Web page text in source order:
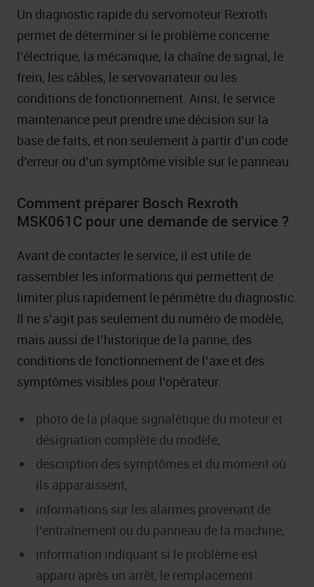
Un diagnostic rapide du servomoteur Rexroth
permet de déterminer si le problème concerne
l’électrique, la mécanique, la chaîne de signal, le
frein, les câbles, le servovariateur ou les
conditions de fonctionnement. Ainsi, le service
maintenance peut prendre une décision sur la
base de faits, et non seulement à partir d’un code
d’erreur ou d’un symptôme visible sur le panneau.
Comment préparer Bosch Rexroth
MSK061C pour une demande de service ?
Avant de contacter le service, il est utile de
rassembler les informations qui permettent de
limiter plus rapidement le périmètre du diagnostic.
Il ne s’agit pas seulement du numéro de modèle,
mais aussi de l’historique de la panne, des
conditions de fonctionnement de l’axe et des
symptômes visibles pour l’opérateur.
photo de la plaque signalétique du moteur et
désignation complète du modèle,
description des symptômes et du moment où
ils apparaissent,
informations sur les alarmes provenant de
l’entraînement ou du panneau de la machine,
information indiquant si le problème est
apparu après un arrêt, le remplacement